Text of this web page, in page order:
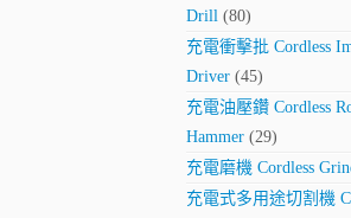
Drill (80)
充電衝擊批 Cordless
Driver (45)
充電油壓鑽 Cordless
Hammer (29)
充電磨機 Cordless
充電式多用途切割機